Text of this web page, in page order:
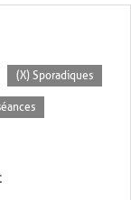
(X) Sporadiques